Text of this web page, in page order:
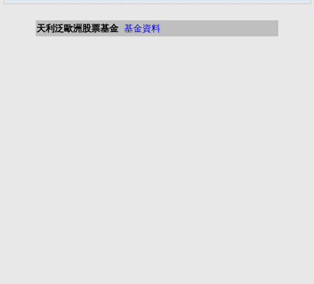
天利泛歐洲股票基金 基金資料